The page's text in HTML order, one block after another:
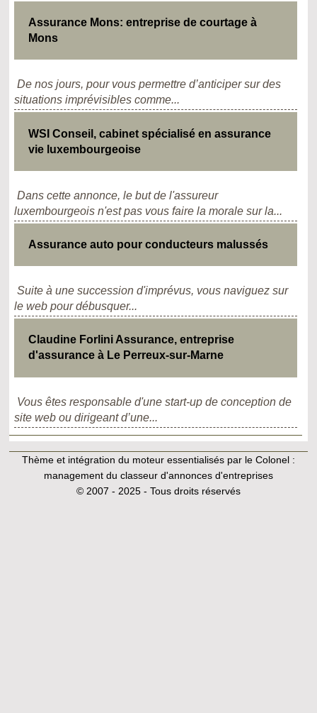
Assurance Mons: entreprise de courtage à
Mons
De nos jours, pour vous permettre d’anticiper sur des
situations imprévisibles comme...
WSI Conseil, cabinet spécialisé en assurance
vie luxembourgeoise
Dans cette annonce, le but de l'assureur
luxembourgeois n'est pas vous faire la morale sur la...
Assurance auto pour conducteurs malussés
Suite à une succession d'imprévus, vous naviguez sur
le web pour débusquer...
Claudine Forlini Assurance, entreprise
d'assurance à Le Perreux-sur-Marne
Vous êtes responsable d'une start-up de conception de
site web ou dirigeant d’une...
Thème et intégration du moteur essentialisés par le Colonel :
management du classeur d'annonces d'entreprises
© 2007 - 2025 - Tous droits réservés